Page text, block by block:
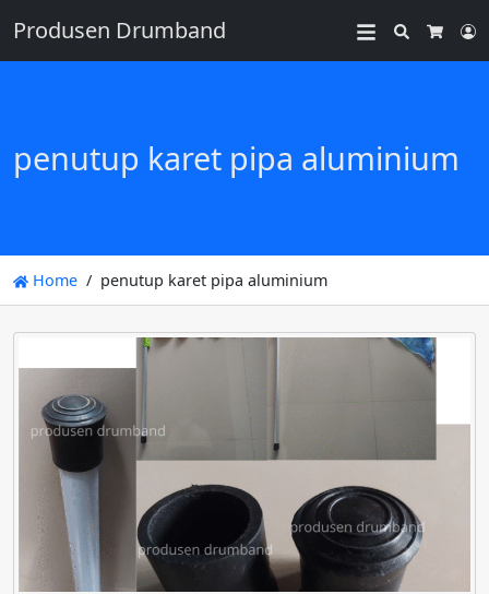
Produsen Drumband
Search
penutup karet pipa aluminium
Home penutup karet pipa aluminium